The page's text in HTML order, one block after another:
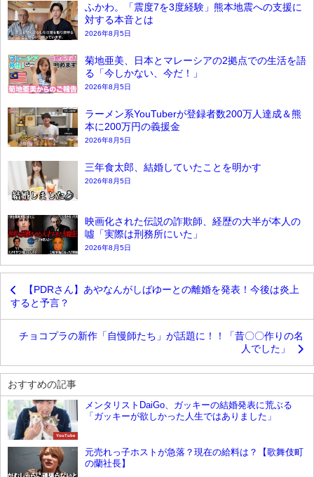
ふかわ。「震度7を3度経験」熊本地震への支援に
対する本音とは
2026年8月5日
菊地亜美、日本とマレーシアの2拠点での生活を語
る「今しかない、今だ！」
2026年8月5日
ラーメン系YouTuberが登録者数200万人達成＆熊
本に200万円の義援金
2026年8月5日
三年食太郎、結婚していたことを明かす
2026年8月5日
映画化された伝説の詐欺師、経歴の大半が本人の
噓「実際は刑務所にいた」
2026年8月5日
【PDRさん】あやなんがしばゆーとの離婚を発表！今後は炎上
すると予言？
チョコプラの新作「自慢師たち」が話題に！！「昔〇〇作りの名
人でした」
おすすめの記事
YouTube
メンタリストDaiGo、ガッキーの結婚発表に荒ぶる
「ガッキーが欲しかった人生ではありました」
元売れっ子ホストが急落？現在の給料は？【歌舞伎町
の蘭社長】